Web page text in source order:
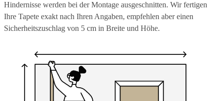
Hindernisse werden bei der Montage ausgeschnitten. Wir fertigen
Ihre Tapete exakt nach Ihren Angaben, empfehlen aber einen
Sicherheitszuschlag von 5 cm in Breite und Höhe.